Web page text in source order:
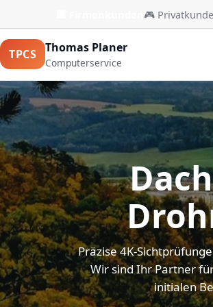
🎮
TPCS Thomas Planer
Computerservice
Präzise 4K-
Wir sind Ihr Partner
initialen